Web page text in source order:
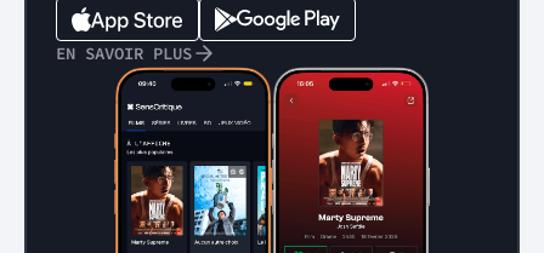
EN SAVOIR PLUS